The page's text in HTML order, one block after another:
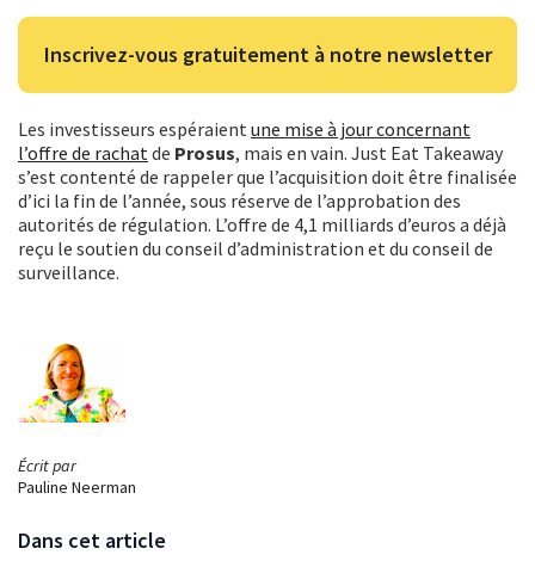
Écrit par
Pauline Neerman
Dans cet article
Inscrivez-vous gratuitement à notre newsletter
Les investisseurs espéraient une mise à jour concernant
l’offre de rachat de Prosus, mais en vain. Just Eat Takeaway
s’est contenté de rappeler que l’acquisition doit être finalisée
d’ici la fin de l’année, sous réserve de l’approbation des
autorités de régulation. L’offre de 4,1 milliards d’euros a déjà
reçu le soutien du conseil d’administration et du conseil de
surveillance.